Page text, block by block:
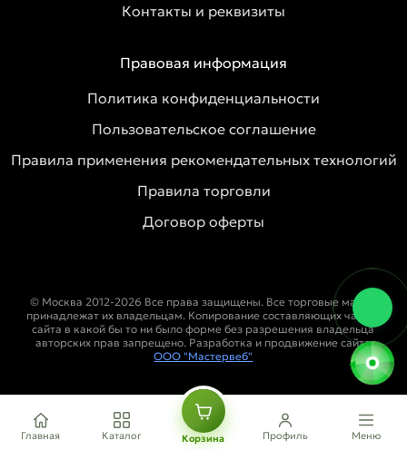
Главная Каталог Корзина Профиль Меню
Контакты и реквизиты
Правовая информация
Политика конфиденциальности
Пользовательское соглашение
Правила применения рекомендательных технологий
Правила торговли
Договор оферты
© Москва 2012-2026 Все права защищены. Все торговые марки
принадлежат их владельцам. Копирование составляющих частей
сайта в какой бы то ни было форме без разрешения владельца
авторских прав запрещено. Разработка и продвижение сайта
ООО "Мастервеб"